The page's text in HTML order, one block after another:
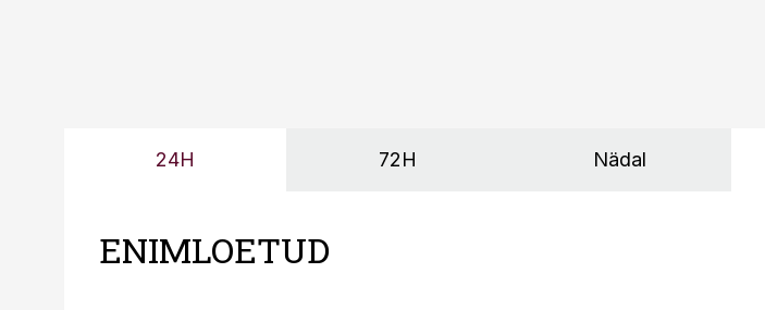
24H 72H Nädal
ENIMLOETUD